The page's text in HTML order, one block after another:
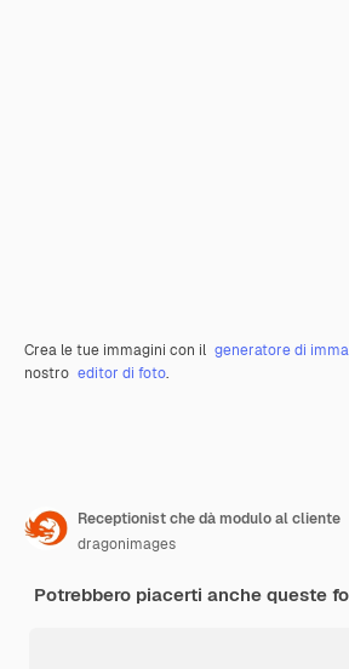
Crea le tue immagini con il generatore di
nostro editor di foto.
Receptionist che dà modulo al cliente
dragonimages
Potrebbero piacerti anche queste